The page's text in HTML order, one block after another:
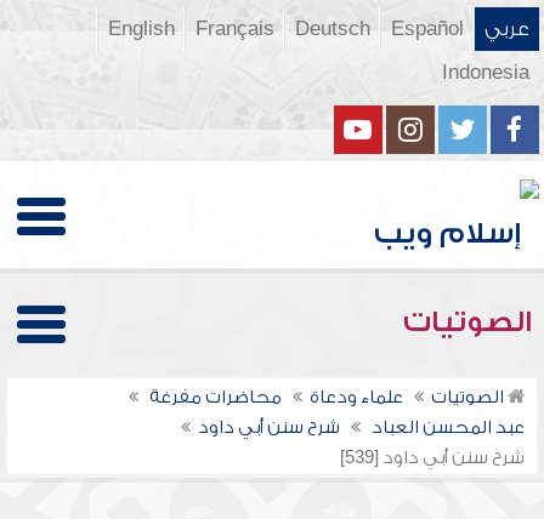
عربي Español
Deutsch
Français
English
Indonesia
الصوتيات
الصوتيات علماء ودعاة
محاضرات مفرغة
عبد المحسن العباد
شرح سنن أبي داود
شرح سنن أبي داود [539]